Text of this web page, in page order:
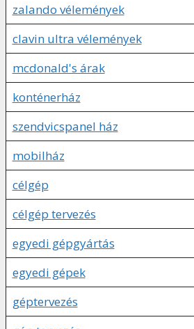
zalando vélemények
clavin ultra vélemények
mcdonald's árak
konténerház
szendvicspanel ház
mobilház
célgép
célgép tervezés
egyedi gépgyártás
egyedi gépek
géptervezés